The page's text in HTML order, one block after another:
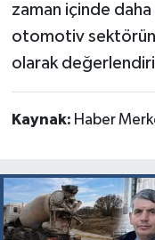
zaman içinde daha
otomotiv
olarak
Kaynak: Haber